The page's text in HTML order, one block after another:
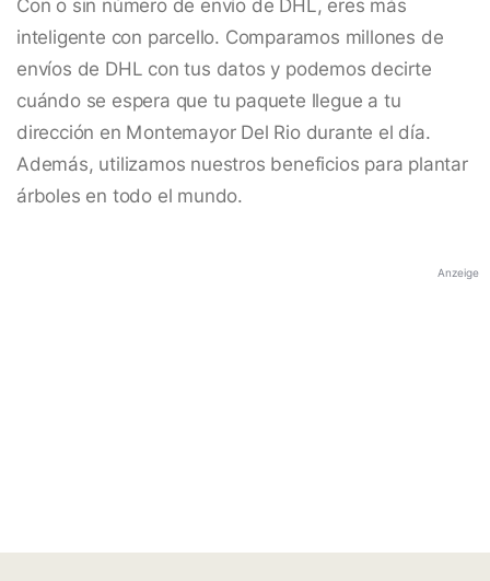
Con o sin número de envío de DHL, eres más
inteligente con parcello. Comparamos millones de
envíos de DHL con tus datos y podemos decirte
cuándo se espera que tu paquete llegue a tu
dirección en Montemayor Del Rio durante el día.
Además, utilizamos nuestros beneficios para plantar
árboles en todo el mundo.
Anzeige